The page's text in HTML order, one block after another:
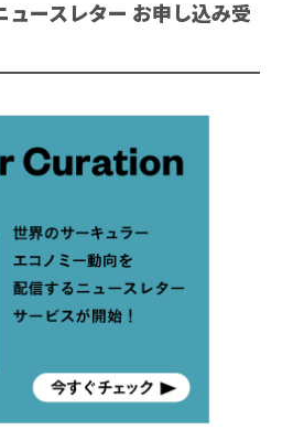
ュースレター お申し込み受